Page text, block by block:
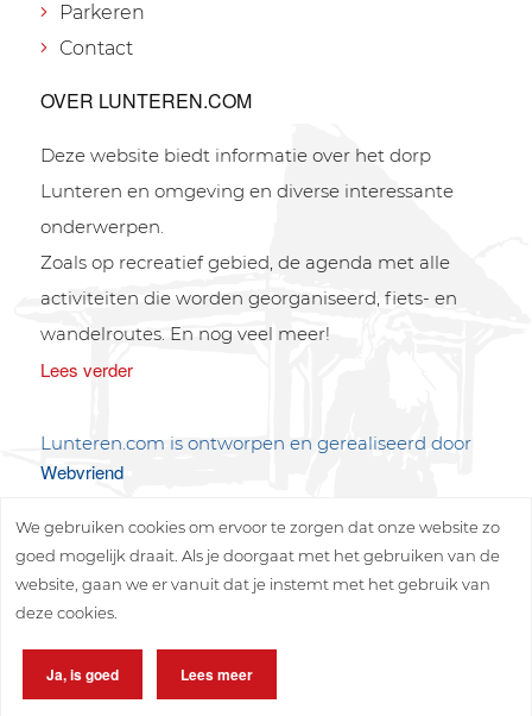
Parkeren
Contact
OVER LUNTEREN.COM
Deze website biedt informatie over het dorp
Lunteren en omgeving en diverse interessante
onderwerpen.
Zoals op recreatief gebied, de agenda met alle
activiteiten die worden georganiseerd, fiets- en
wandelroutes. En nog veel meer!
Lees verder
Lunteren.com is ontworpen en gerealiseerd door
Webvriend
We gebruiken cookies om ervoor te zorgen dat onze website zo
goed mogelijk draait. Als je doorgaat met het gebruiken van de
website, gaan we er vanuit dat je instemt met het gebruik van
deze cookies.
Ja, is goed Lees meer